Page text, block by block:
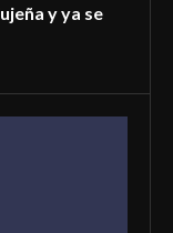
y ya se